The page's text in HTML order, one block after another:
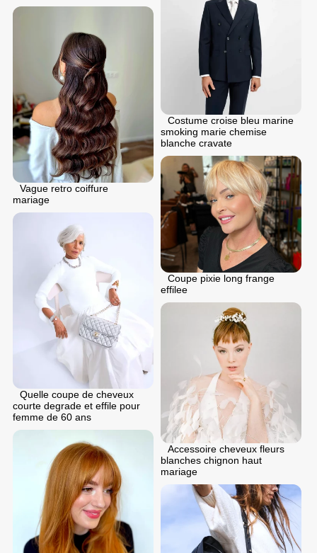
Costume croise bleu marine
smoking marie chemise
blanche cravate
Vague retro coiffure
mariage
Coupe pixie long frange
effilee
Quelle coupe de cheveux
courte degrade et effile pour
femme de 60 ans
Accessoire cheveux fleurs
blanches chignon haut
mariage